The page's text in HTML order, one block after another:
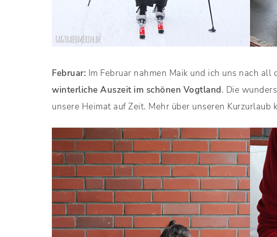
Februar: Im Februar nahmen Maik und ich uns nach
winterliche Auszeit im schönen Vogtland. Die
unsere Heimat auf Zeit. Mehr über unseren Kurzurlaub